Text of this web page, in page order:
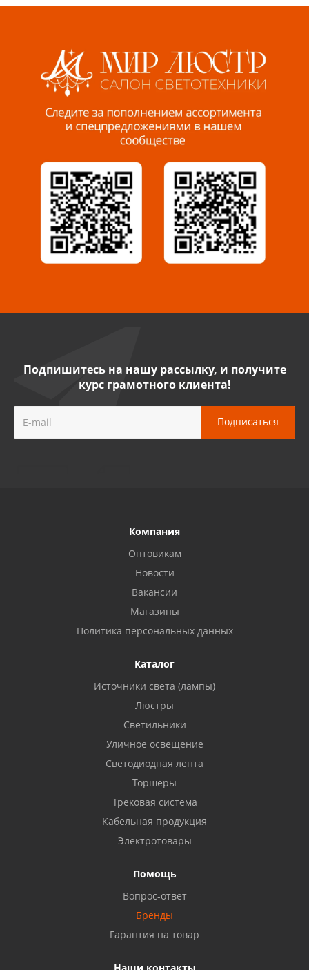
Подпишитесь на нашу рассылку, и получите
курс грамотного клиента!
Компания
Оптовикам
Новости
Вакансии
Магазины
Политика персональных данных
Каталог
Источники света (лампы)
Люстры
Светильники
Уличное освещение
Светодиодная лента
Торшеры
Трековая система
Кабельная продукция
Электротовары
Помощь
Вопрос-ответ
Бренды
Гарантия на товар
Наши контакты